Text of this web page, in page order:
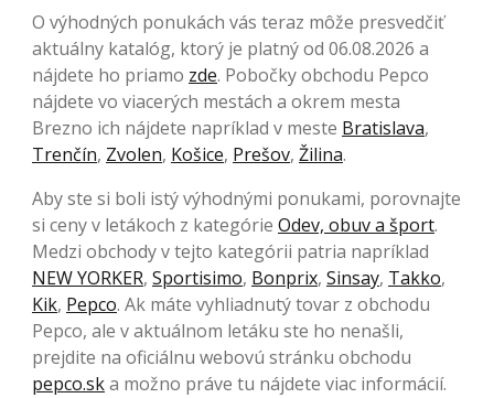
O výhodných ponukách vás teraz môže presvedčiť
aktuálny katalóg, ktorý je platný od 06.08.2026 a
nájdete ho priamo zde. Pobočky obchodu Pepco
nájdete vo viacerých mestách a okrem mesta
Brezno ich nájdete napríklad v meste Bratislava,
Trenčín, Zvolen, Košice, Prešov, Žilina.
Aby ste si boli istý výhodnými ponukami, porovnajte
si ceny v letákoch z kategórie Odev, obuv a šport.
Medzi obchody v tejto kategórii patria napríklad
NEW YORKER, Sportisimo, Bonprix, Sinsay, Takko,
Kik, Pepco. Ak máte vyhliadnutý tovar z obchodu
Pepco, ale v aktuálnom letáku ste ho nenašli,
prejdite na oficiálnu webovú stránku obchodu
pepco.ska možno práve tu nájdete viac informácií.